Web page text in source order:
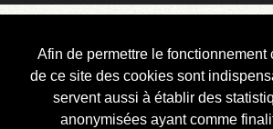
Afin de permettre le fonctionnement
de ce site des cookies sont
servent aussi à établir des
anonymisées ayant comme
Courbis, « LE »
Blog Officiel
Bienvenue